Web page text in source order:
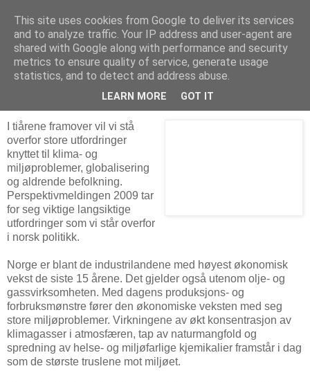
Arkitektur & Miljøteknologi
09 januar 2009
Perspektivmeldingen 2009
I tiårene framover vil vi stå
overfor store utfordringer
knyttet til klima- og
miljøproblemer, globalisering
og aldrende befolkning.
Perspektivmeldingen 2009 tar
for seg viktige langsiktige
utfordringer som vi står overfor
i norsk politikk.
Norge er blant de industrilandene med høyest økonomisk
vekst de siste 15 årene. Det gjelder også utenom olje- og
gassvirksomheten. Med dagens produksjons- og
forbruksmønstre fører den økonomiske veksten med seg
store miljøproblemer. Virkningene av økt konsentrasjon av
klimagasser i atmosfæren, tap av naturmangfold og
spredning av helse- og miljøfarlige kjemikalier framstår i dag
som de største truslene mot miljøet.
This site uses cookies from Google to deliver its services
and to analyze traffic. Your IP address and user-agent are
shared with Google along with performance and security
metrics to ensure quality of service, generate usage
statistics, and to detect and address abuse.
LEARN MORE GOT IT